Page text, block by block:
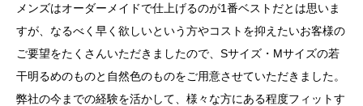
メンズはオーダーメイドで仕上げるのが1番ベストだとは思いま
すが、なるべく早く欲しいという方やコストを抑えたいお客様の
ご要望をたくさんいただきましたので、Sサイズ・Mサイズの若
干明るめのものと自然色のものをご用意させていただきました。
弊社の今までの経験を活かして、様々な方にある程度フィットす